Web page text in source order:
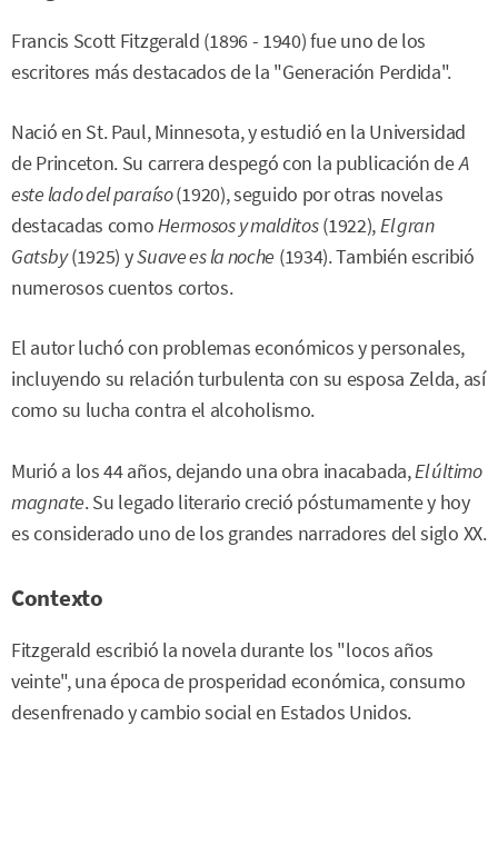
Francis Scott Fitzgerald (1896 - 1940) fue uno de los
escritores más destacados de la "Generación Perdida".
Nació en St. Paul, Minnesota, y estudió en la Universidad
de Princeton. Su carrera despegó con la publicación deA
este lado del paraíso(1920), seguido por otras novelas
destacadas comoHermosos y malditos(1922),El gran
Gatsby(1925) ySuave es la noche (1934). También escribió
numerosos cuentos cortos.
El autor luchó con problemas económicos y personales,
incluyendo su relación turbulenta con su esposa Zelda, así
como su lucha contra el alcoholismo.
Murió a los 44 años, dejando una obra inacabada,El último
magnate. Su legado literario creció póstumamente y hoy
es considerado uno de los grandes narradores del siglo XX.
Contexto
Fitzgerald escribió la novela durante los "locos años
veinte", una época de prosperidad económica, consumo
desenfrenado y cambio social en Estados Unidos.